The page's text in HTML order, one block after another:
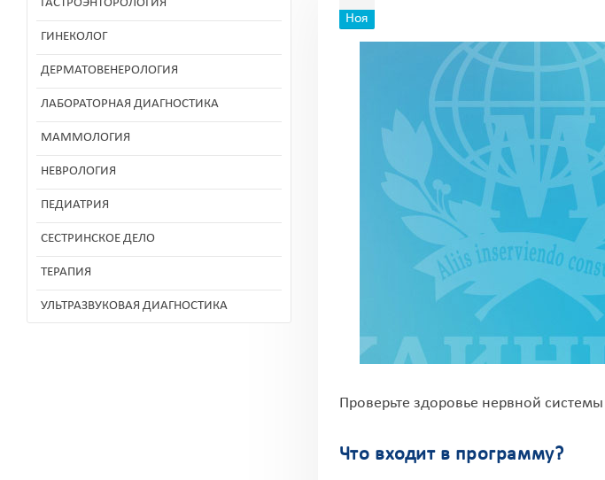
Ноя
Проверьте здоровье нервной
Что входит в программу?
ГАСТРОЭНТОРОЛОГИЯ
ГИНЕКОЛОГ
ДЕРМАТОВЕНЕРОЛОГИЯ
ЛАБОРАТОРНАЯ ДИАГНОСТИКА
МАММОЛОГИЯ
НЕВРОЛОГИЯ
ПЕДИАТРИЯ
СЕСТРИНСКОЕ ДЕЛО
ТЕРАПИЯ
УЛЬТРАЗВУКОВАЯ ДИАГНОСТИКА